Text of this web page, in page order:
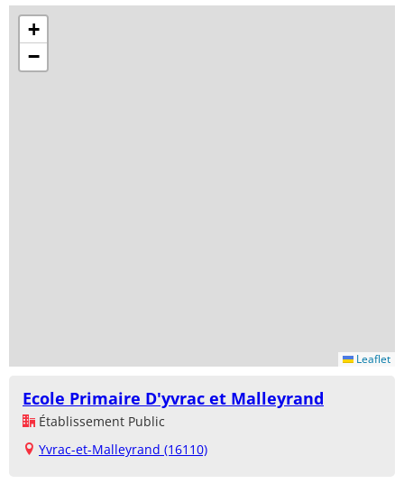
+
−
Leaflet
Ecole Primaire D'yvrac et Malleyrand
Établissement Public
Yvrac-et-Malleyrand (16110)